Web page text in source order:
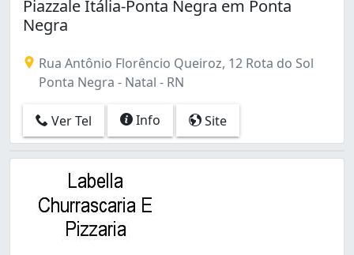
Piazzale Itália-Ponta Negra em Ponta
Negra
Rua Antônio Florêncio Queiroz, 12 Rota do Sol
Ponta Negra - Natal - RN
Ver Tel Info Site